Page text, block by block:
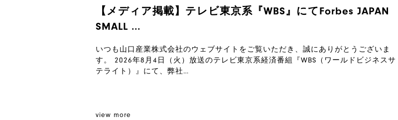
【メディア掲載】テレビ東京系『WBS』にてForbes JAPAN
SMALL ...
いつも山口産業株式会社のウェブサイトをご覧いただき、誠にありがとうございま
す。 2026年8月4日（火）放送のテレビ東京系経済番組『WBS（ワールドビジネスサ
テライト）』にて、弊社…
view more